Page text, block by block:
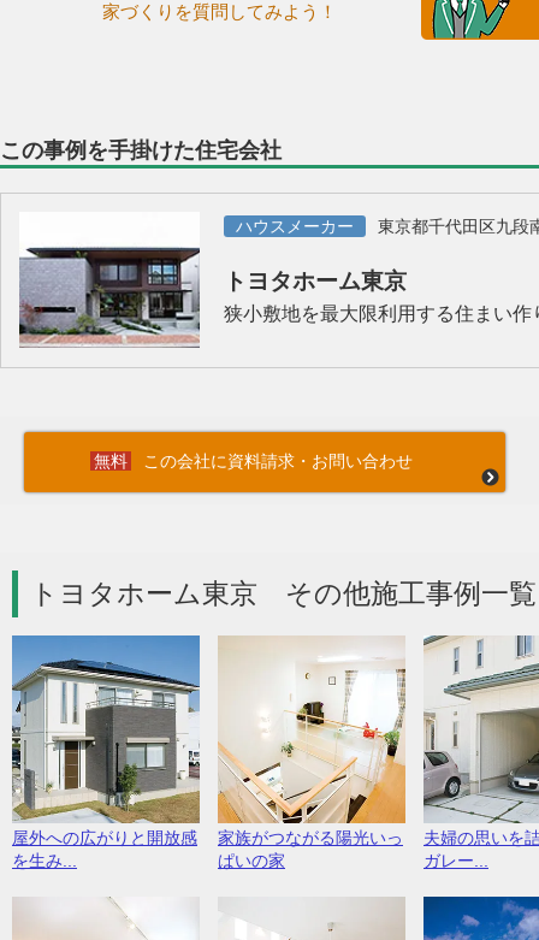
家づくりを質問してみよう！
この事例を手掛けた住宅会社
ハウスメーカー 東京都千代田区九段
トヨタホーム東京
狭小敷地を最大限利用する住まい作
この会社に資料請求・お問い合わせ
トヨタホーム東京 その他施工事例一
屋外への広がりと開放感
を生み...
家族がつながる陽光いっ
ぱいの家
夫婦の思いを
ガレー...